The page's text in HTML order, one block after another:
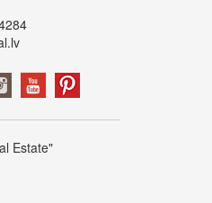
Estate"